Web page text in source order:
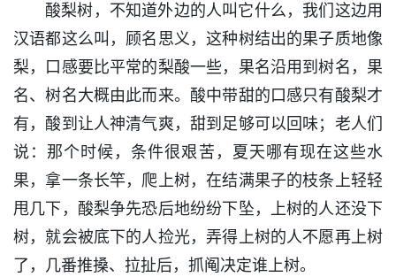
酸梨树，不知道外边的人叫它什么，我们这边用
汉语都这么叫，顾名思义，这种树结出的果子质地像
梨，口感要比平常的梨酸一些，果名沿用到树名，果
名、树名大概由此而来。酸中带甜的口感只有酸梨才
有，酸到让人神清气爽，甜到足够可以回味；老人们
说：那个时候，条件很艰苦，夏天哪有现在这些水
果，拿一条长竿，爬上树，在结满果子的枝条上轻轻
甩几下，酸梨争先恐后地纷纷下坠，上树的人还没下
树，就会被底下的人捡光，弄得上树的人不愿再上树
了，几番推搡、拉扯后，抓阄决定谁上树。